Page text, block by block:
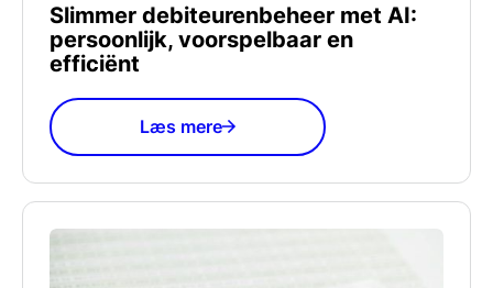
Slimmer debiteurenbeheer met AI:
persoonlijk, voorspelbaar en
efficiënt
Læs mere